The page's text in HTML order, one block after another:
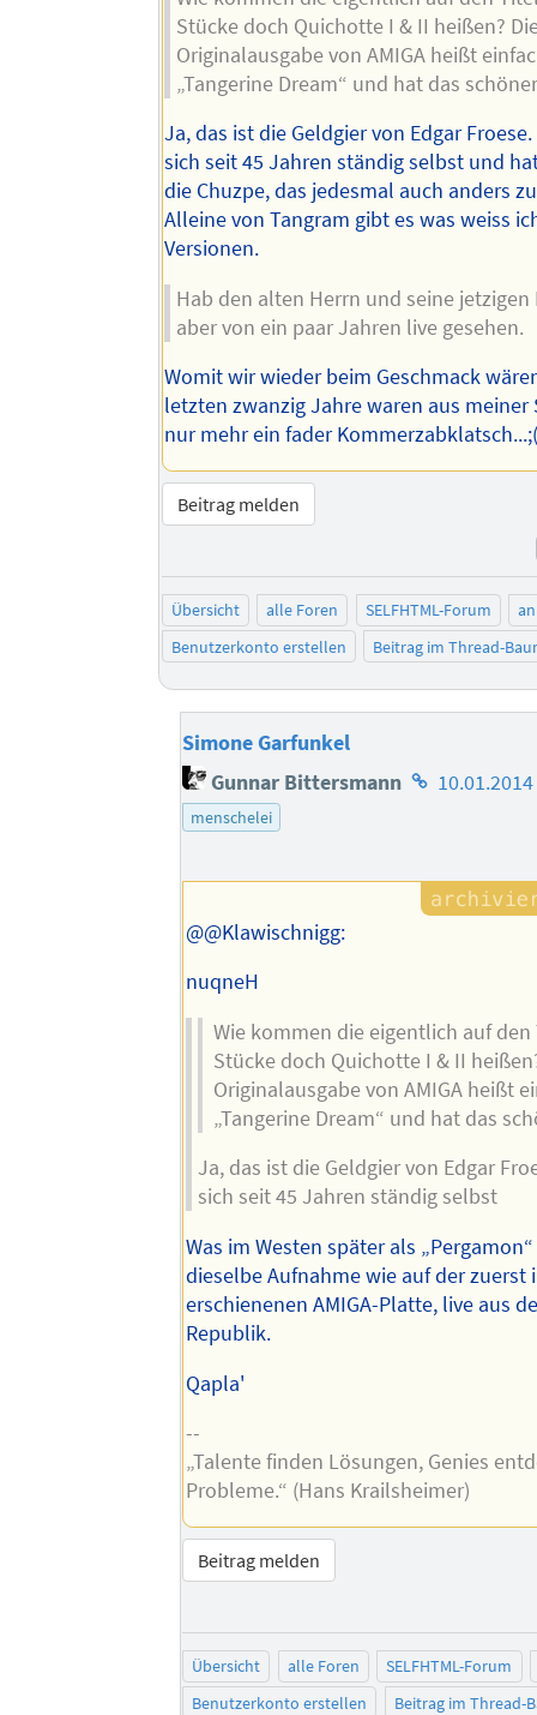
Stücke doch Quichotte I & II heißen?
Originalausgabe von AMIGA heißt
„Tangerine Dream“ und hat das
Ja, das ist die Geldgier von Edgar
sich seit 45 Jahren ständig selbst und
die Chuzpe, das jedesmal auch anders
Alleine von Tangram gibt es was weiss
Versionen.
Hab den alten Herrn und seine
aber von ein paar Jahren live gesehen.
Womit wir wieder beim Geschmack
letzten zwanzig Jahre waren aus meiner
nur mehr ein fader
Beitrag melden
Übersicht alle Foren SELFHTML-Forum
Benutzerkonto erstellen
Beitrag im Thread-
Simone Garfunkel
Gunnar Bittersmann Homepage
menschelei
@@Klawischnigg:
nuqneH
Wie kommen die eigentlich auf
Stücke doch Quichotte I & II
Originalausgabe von AMIGA heißt
„Tangerine Dream“ und hat das
Ja, das ist die Geldgier von Edgar
sich seit 45 Jahren ständig selbst
Was im Westen später als
dieselbe Aufnahme wie auf der zuerst
erschienenen AMIGA-Platte, live aus
Republik.
Qapla'
--
„Talente finden Lösungen, Genies
Probleme.“ (Hans Krailsheimer)
Beitrag melden
Übersicht alle Foren
SELFHTML-Forum
Benutzerkonto erstellen
Beitrag im Thread-